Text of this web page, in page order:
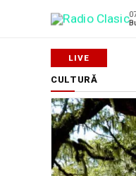
CULTURĂ